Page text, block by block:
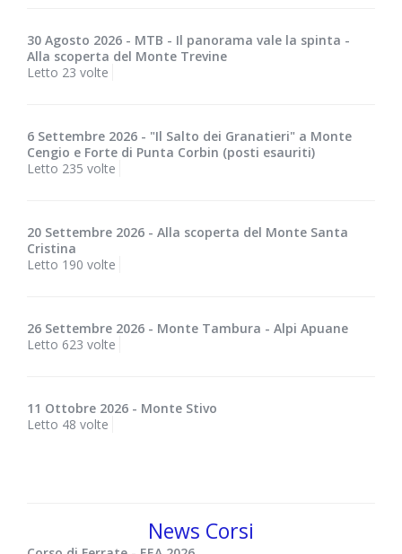
30 Agosto 2026 - MTB - Il panorama vale la spinta -
Alla scoperta del Monte Trevine
Letto 23 volte
6 Settembre 2026 - "Il Salto dei Granatieri" a Monte
Cengio e Forte di Punta Corbin (posti esauriti)
Letto 235 volte
20 Settembre 2026 - Alla scoperta del Monte Santa
Cristina
Letto 190 volte
26 Settembre 2026 - Monte Tambura - Alpi Apuane
Letto 623 volte
11 Ottobre 2026 - Monte Stivo
Letto 48 volte
News Corsi